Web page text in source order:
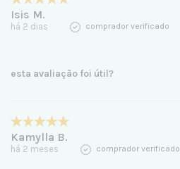
Isis M.
há 2 dias comprador verificado
esta avaliação foi útil?
Kamylla B.
há 2 meses comprador verificado